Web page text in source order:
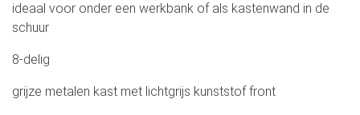
ideaal voor onder een werkbank of als kastenwand in de
schuur
8-delig
grijze metalen kast met lichtgrijs kunststof front